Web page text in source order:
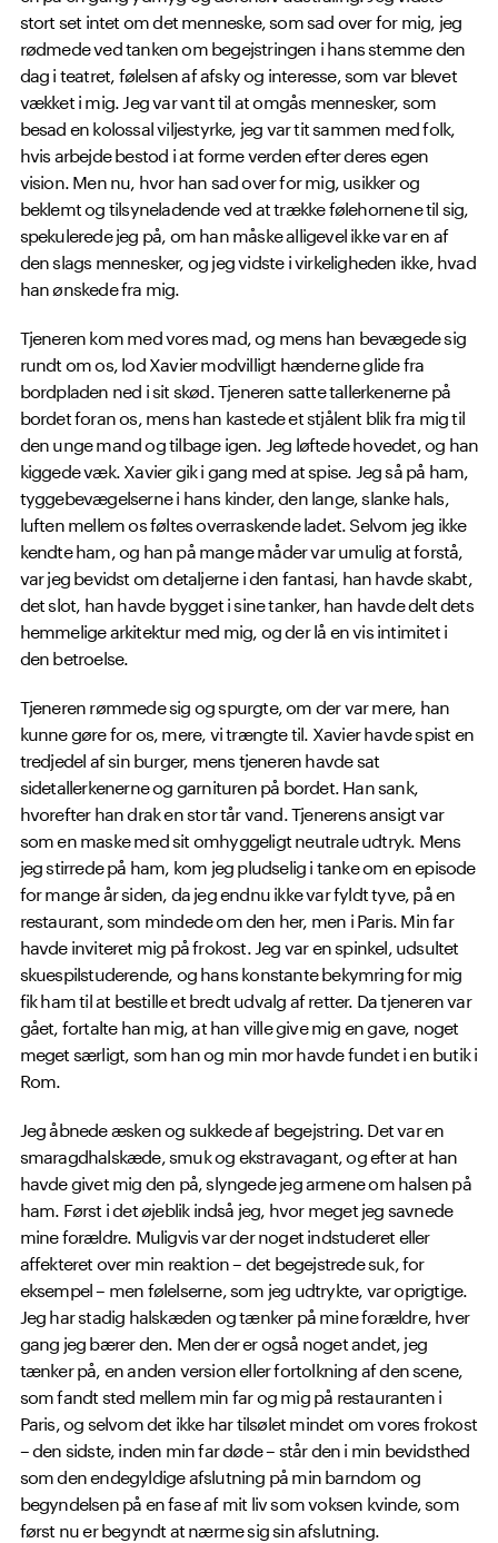
stort set intet om det menneske, som sad over for mig, jeg
rødmede ved tanken om begejstringen i hans stemme den
dag i teatret, følelsen af afsky og interesse, som var blevet
vækket i mig. Jeg var vant til at omgås mennesker, som
besad en kolossal viljestyrke, jeg var tit sammen med folk,
hvis arbejde bestod i at forme verden efter deres egen
vision. Men nu, hvor han sad over for mig, usikker og
beklemt og tilsyneladende ved at trække følehornene til sig,
spekulerede jeg på, om han måske alligevel ikke var en af
den slags mennesker, og jeg vidste i virkeligheden ikke, hvad
han ønskede fra mig.
Tjeneren kom med vores mad, og mens han bevægede sig
rundt om os, lod Xavier modvilligt hænderne glide fra
bordpladen ned i sit skød. Tjeneren satte tallerkenerne på
bordet foran os, mens han kastede et stjålent blik fra mig til
den unge mand og tilbage igen. Jeg løftede hovedet, og han
kiggede væk. Xavier gik i gang med at spise. Jeg så på ham,
tyggebevægelserne i hans kinder, den lange, slanke hals,
luften mellem os føltes overraskende ladet. Selvom jeg ikke
kendte ham, og han på mange måder var umulig at forstå,
var jeg bevidst om detaljerne i den fantasi, han havde skabt,
det slot, han havde bygget i sine tanker, han havde delt dets
hemmelige arkitektur med mig, og der lå en vis intimitet i
den betroelse.
Tjeneren rømmede sig og spurgte, om der var mere, han
kunne gøre for os, mere, vi trængte til. Xavier havde spist en
tredjedel af sin burger, mens tjeneren havde sat
sidetallerkenerne og garnituren på bordet. Han sank,
hvorefter han drak en stor tår vand. Tjenerens ansigt var
som en maske med sit omhyggeligt neutrale udtryk. Mens
jeg stirrede på ham, kom jeg pludselig i tanke om en episode
for mange år siden, da jeg endnu ikke var fyldt tyve, på en
restaurant, som mindede om den her, men i Paris. Min far
havde inviteret mig på frokost. Jeg var en spinkel, udsultet
skuespilstuderende, og hans konstante bekymring for mig
fik ham til at bestille et bredt udvalg af retter. Da tjeneren var
gået, fortalte han mig, at han ville give mig en gave, noget
meget særligt, som han og min mor havde fundet i en butik i
Rom.
Jeg åbnede æsken og sukkede af begejstring. Det var en
smaragdhalskæde, smuk og ekstravagant, og efter at han
havde givet mig den på, slyngede jeg armene om halsen på
ham. Først i det øjeblik indså jeg, hvor meget jeg savnede
mine forældre. Muligvis var der noget indstuderet eller
affekteret over min reaktion – det begejstrede suk, for
eksempel – men følelserne, som jeg udtrykte, var oprigtige.
Jeg har stadig halskæden og tænker på mine forældre, hver
gang jeg bærer den. Men der er også noget andet, jeg
tænker på, en anden version eller fortolkning af den scene,
som fandt sted mellem min far og mig på restauranten i
Paris, og selvom det ikke har tilsølet mindet om vores frokost
– den sidste, inden min far døde – står den i min bevidsthed
som den endegyldige afslutning på min barndom og
begyndelsen på en fase af mit liv som voksen kvinde, som
først nu er begyndt at nærme sig sin afslutning.